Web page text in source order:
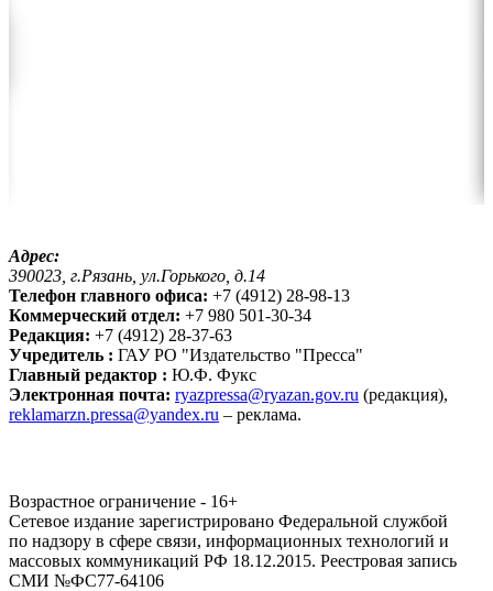
Адрес:
390023, г.Рязань, ул.Горького, д.14
Телефон главного офиса: +7 (4912) 28-98-13
Коммерческий отдел: +7 980 501-30-34
Редакция: +7 (4912) 28-37-63
Учредитель : ГАУ РО "Издательство "Пресса"
Главный редактор : Ю.Ф. Фукс
Электронная почта: ryazpressa@ryazan.gov.ru (редакция),
reklamarzn.pressa@yandex.ru – реклама.
Возрастное ограничение - 16+
Сетевое издание зарегистрировано Федеральной службой
по надзору в сфере связи, информационных технологий и
массовых коммуникаций РФ 18.12.2015. Реестровая запись
СМИ №ФС77-64106